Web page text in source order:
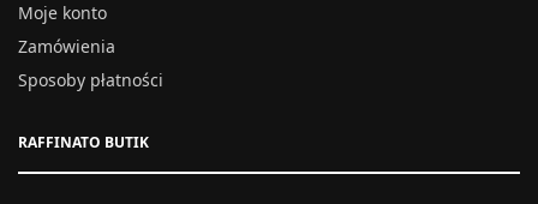
Moje konto
Zamówienia
Sposoby płatności
RAFFINATO BUTIK